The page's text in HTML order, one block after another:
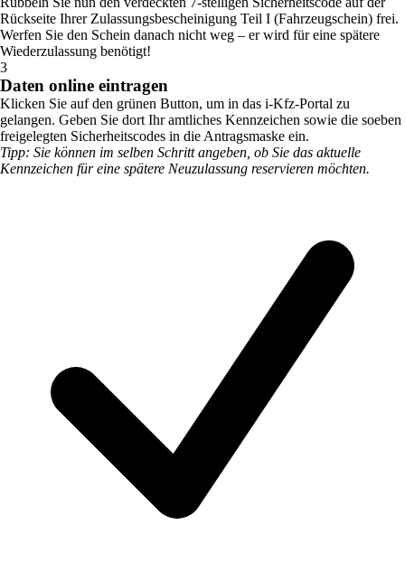
Rückseite Ihrer Zulassungsbescheinigung Teil I (Fahrzeugschein) frei.
Werfen Sie den Schein danach nicht weg – er wird für eine spätere
Wiederzulassung benötigt!
3
Daten online eintragen
Klicken Sie auf den grünen Button, um in das i-Kfz-Portal zu
gelangen. Geben Sie dort Ihr amtliches Kennzeichen sowie die soeben
freigelegten Sicherheitscodes in die Antragsmaske ein.
Tipp: Sie können im selben Schritt angeben, ob Sie das aktuelle
Kennzeichen für eine spätere Neuzulassung reservieren möchten.